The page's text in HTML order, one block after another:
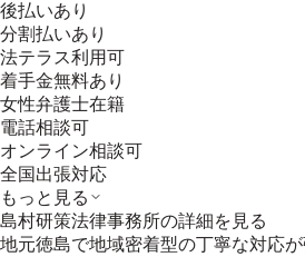
後払いあり
分割払いあり
法テラス利用可
着手金無料あり
女性弁護士在籍
電話相談可
オンライン相談可
全国出張対応
もっと見る
島村研策法律事務所の詳細を見る
地元徳島で地域密着型の丁寧な対応